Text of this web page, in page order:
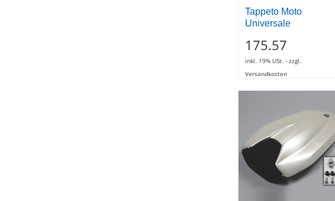
Tappeto Moto
Universale
175.57
inkl. 19% USt. - zzgl.
Versandkosten